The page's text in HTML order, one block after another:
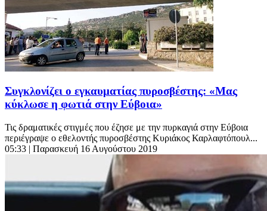
Συγκλονίζει ο εγκαυματίας πυροσβέστης: «Μας
κύκλωσε η φωτιά στην Εύβοια»
Τις δραματικές στιγμές που έζησε με την πυρκαγιά στην Εύβοια
περιέγραψε ο εθελοντής πυροσβέστης Κυριάκος Καρλαφτόπουλ...
05:33 | Παρασκευή 16 Αυγούστου 2019